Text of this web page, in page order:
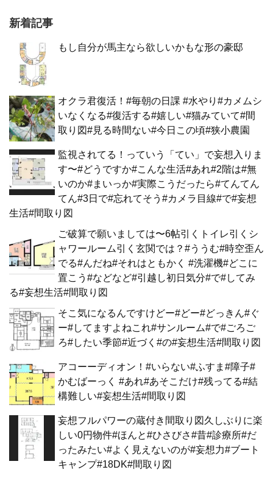
新着記事
もし自分が馬主なら欲しいかもな形の豪邸
オクラ君復活！#毎朝の日課 #水やり#カメムシ
いなくなる#復活する#嬉しい#猫みていて#間
取り図#見る時間ない#今日この頃#狭小農園
監視されてる！っていう「てい」で妄想入りま
す〜#どうですか#こんな生活#あれ#2階は#無
いのか#まいっか#実際こうだったら#てんてん
てん#3日で#忘れてそう#カメラ目線#で#妄想
生活#間取り図
ご破算で願いましては〜6帖引くトイレ引くシ
ャワールーム引く玄関では？#ううむ#時空歪ん
でる#んだね#それはともかく #洗濯機#どこに
置こう#などなど#引越し初日気分#で#してみ
る#妄想生活#間取り図
そこ気になるんですけどー#どー#どっきん#ぐ
ー#してますよねこれ#サンルーム#で#ごろご
ろ#したい季節#近づく#の#妄想生活#間取り図
アコーーディオン！#いらない#ふすま#障子#
かむばーっく #あれ#あそこだけ#残ってる#結
構難しい#妄想生活#間取り図
妄想フルパワーの蔵付き間取り図久しぶりに楽
しい0円物件#ほんと#ひさびさ#昔#診療所#だ
ったみたい#よく見えないのが#妄想力#ブート
キャンプ#18DK#間取り図